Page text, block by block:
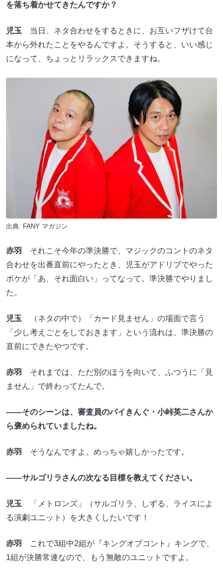
を落ち着かせてきたんですか？
児玉 当日、ネタ合わせをするときに、お互いフザけて台
本から外れたことをやるんですよ。そうすると、いい感じ
になって、ちょっとリラックスできますね。
出典: FANY マガジン
赤羽
それこそ今年の準決勝で、マジックのコントのネタ
合わせを出番直前にやったとき、児玉がアドリブでやった
ボケが「あ、それ面白い」ってなって。準決勝でやりまし
た。
児玉 （ネタの中で）「カード見ません」の場面で言う
「少し考えごとをしておきます」という流れは、準決勝の
直前にできたやつです。
赤羽
それまでは、ただ別のほうを向いて、ふつうに「見
ません」で終わってたんで。
――そのシーンは、審査員のバイきんぐ・小峠英二さんか
ら褒められていましたね。
赤羽 そうなんですよ。めっちゃ嬉しかったです。
――サルゴリラさんの次なる目標を教えてください。
児玉 「メトロンズ」（サルゴリラ、しずる、ライスによ
る演劇ユニット）を大きくしたいです！
赤羽
これで3組中2組が『キングオブコント』キングで、
1組が決勝常連なので、もう無敵のユニットですよ。